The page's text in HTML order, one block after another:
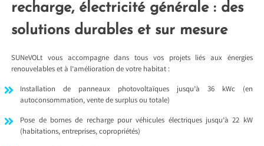
recharge, électricité générale : des
solutions durables et sur mesure
SUNeVOLt vous accompagne dans tous vos projets liés aux énergies
renouvelables et à l’amélioration de votre habitat :
Installation de panneaux photovoltaïques jusqu’à 36 kWc (en
autoconsommation, vente de surplus ou totale)
Pose de bornes de recharge pour véhicules électriques jusqu’à 22 kW
(habitations, entreprises, copropriétés)